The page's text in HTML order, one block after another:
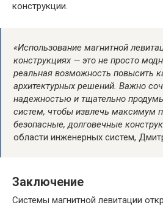
конструкции.
«Использование магнитной
конструкциях — это не просто
реальная возможность повысить
архитектурных решений. Важно
надежностью и тщательно
систем, чтобы извлечь максимум
безопасные, долговечные
области инженерных систем,
Заключение
Системы магнитной левитации